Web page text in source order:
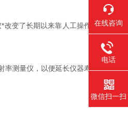
变了长期以来靠人工操作
测量仪，以便延长仪器寿
在线咨询
电话
微信扫一扫